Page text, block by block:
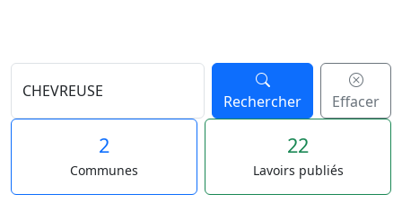
Rechercher Effacer
2
Communes
22
Lavoirs publiés